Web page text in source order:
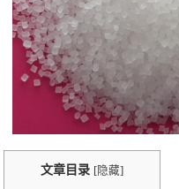
文章目录 [隐藏]